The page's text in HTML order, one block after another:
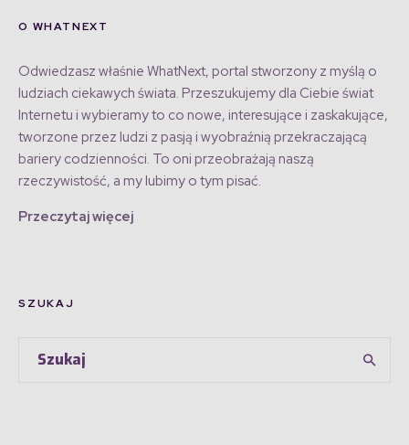
O WHATNEXT
Odwiedzasz właśnie WhatNext, portal stworzony z myślą o
ludziach ciekawych świata. Przeszukujemy dla Ciebie świat
Internetu i wybieramy to co nowe, interesujące i zaskakujące,
tworzone przez ludzi z pasją i wyobraźnią przekraczającą
bariery codzienności. To oni przeobrażają naszą
rzeczywistość, a my lubimy o tym pisać.
Przeczytaj więcej
SZUKAJ